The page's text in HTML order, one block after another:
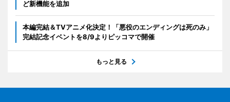
ど新機能を追加
本編完結＆TVアニメ化決定！「悪役のエンディングは死のみ」
完結記念イベントを8/9よりピッコマで開催
もっと見る